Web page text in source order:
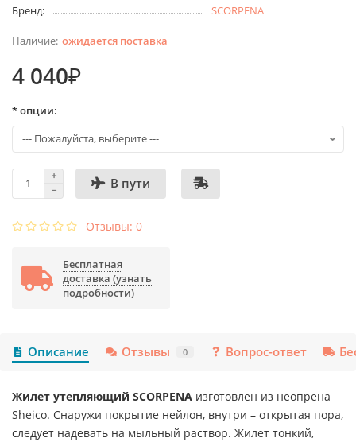
Бренд:
SCORPENA
ожидается поставка
4 040₽
* опции:
В пути
Отзывы: 0
Бесплатная
доставка (узнать
подробности)
Описание Отзывы 0 Вопрос-ответ
Жилет утепляющий SCORPENA изготовлен из неопрена
Sheico. Снаружи покрытие нейлон, внутри – открытая пора,
следует надевать на мыльный раствор. Жилет тонкий,